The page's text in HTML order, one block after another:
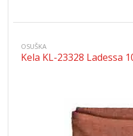
OSUŠKA
Kela KL-23328 Ladessa